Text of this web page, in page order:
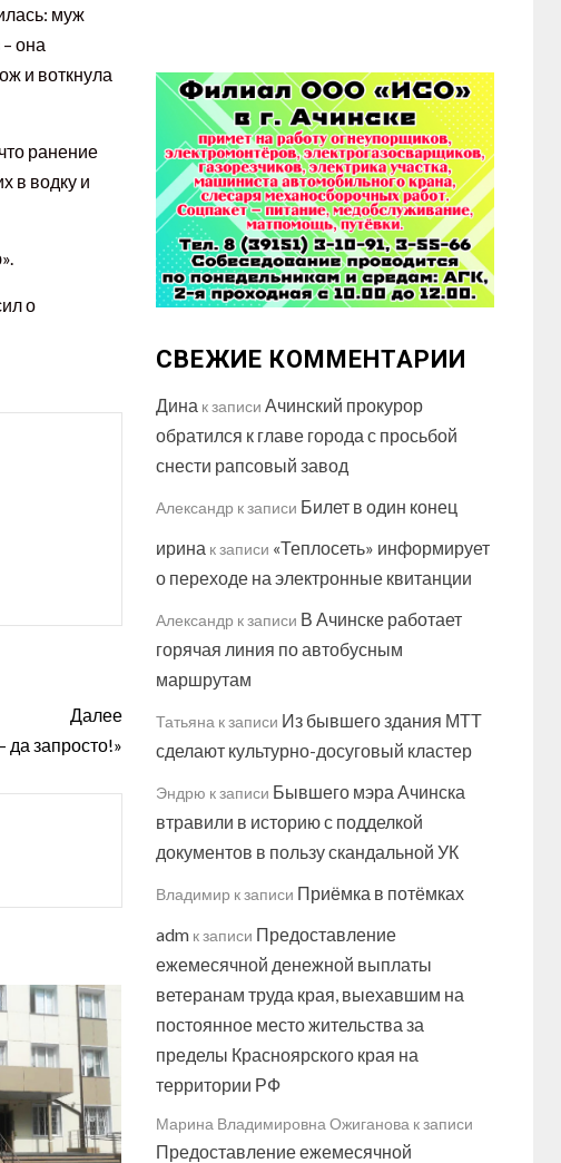
муж
она
и воткнула
ранение
в водку и
о
Далее
да запросто!»
СВЕЖИЕ КОММЕНТАРИИ
Дина к записи Ачинский прокурор
обратился к главе города с просьбой
снести рапсовый завод
Александр к записи Билет в один конец
ирина к записи «Теплосеть» информирует
о переходе на электронные квитанции
Александр к записи В Ачинске работает
горячая линия по автобусным
маршрутам
Татьяна к записи Из бывшего здания МТТ
сделают культурно-досуговый кластер
Эндрю к записи Бывшего мэра Ачинска
втравили в историю с подделкой
документов в пользу скандальной УК
Владимир к записи Приёмка в потёмках
admк записи Предоставление
ежемесячной денежной выплаты
ветеранам труда края, выехавшим на
постоянное место жительства за
пределы Красноярского края на
территории РФ
Марина Владимировна Ожиганова к записи
Предоставление ежемесячной